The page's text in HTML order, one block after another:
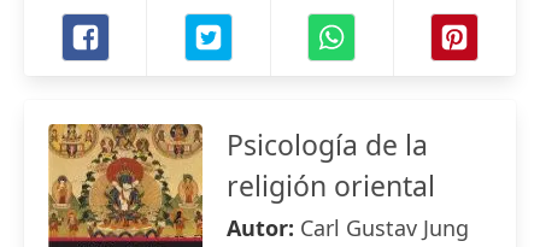
Psicología de la
religión oriental
Autor: Carl Gustav Jung